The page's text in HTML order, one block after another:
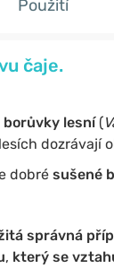
Použití
čaje.
borůvky lesní (
dozrávají
dobré sušené
správná
, který se